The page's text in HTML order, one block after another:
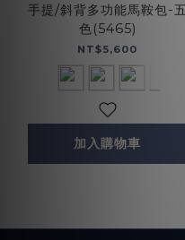
手提/斜背多功能馬鞍包-五
色(5465)
NT$5,600
加入購物車